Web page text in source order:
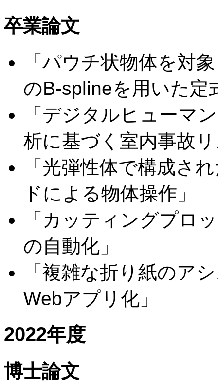
卒業論文
「パウチ状物体を対
のB-splineを用いた定
「デジタルヒューマ
析に基づく室内事故
「光弾性体で構成さ
ドによる物体操作」
「カッティングプロ
の自動化」
「複雑な折り紙のア
Webアプリ化」
2022年度
博士論文